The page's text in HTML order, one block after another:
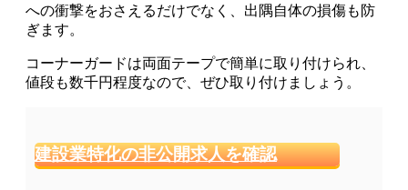
への衝撃をおさえるだけでなく、出隅自体の損傷も防
ぎます。
コーナーガードは両面テープで簡単に取り付けられ、
値段も数千円程度なので、ぜひ取り付けましょう。
建設業特化の非公開求人を確認